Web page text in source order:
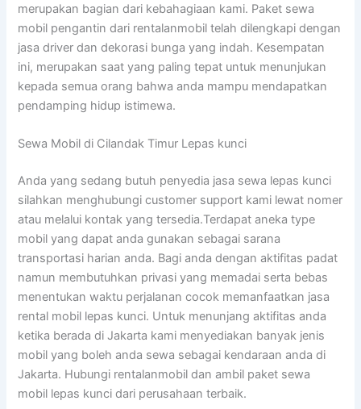
merupakan bagian dari kebahagiaan kami. Paket sewa
mobil pengantin dari rentalanmobil telah dilengkapi dengan
jasa driver dan dekorasi bunga yang indah. Kesempatan
ini, merupakan saat yang paling tepat untuk menunjukan
kepada semua orang bahwa anda mampu mendapatkan
pendamping hidup istimewa.
Sewa Mobil di Cilandak Timur Lepas kunci
Anda yang sedang butuh penyedia jasa sewa lepas kunci
silahkan menghubungi customer support kami lewat nomer
atau melalui kontak yang tersedia.Terdapat aneka type
mobil yang dapat anda gunakan sebagai sarana
transportasi harian anda. Bagi anda dengan aktifitas padat
namun membutuhkan privasi yang memadai serta bebas
menentukan waktu perjalanan cocok memanfaatkan jasa
rental mobil lepas kunci. Untuk menunjang aktifitas anda
ketika berada di Jakarta kami menyediakan banyak jenis
mobil yang boleh anda sewa sebagai kendaraan anda di
Jakarta. Hubungi rentalanmobil dan ambil paket sewa
mobil lepas kunci dari perusahaan terbaik.